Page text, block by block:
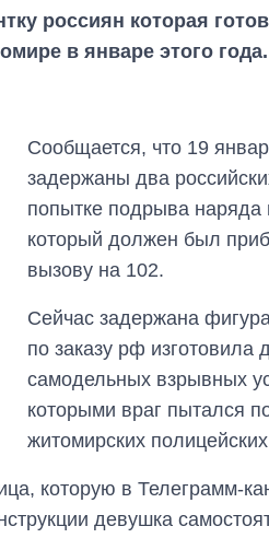
россиян которая
в январе этого года.
Сообщается, что 19
задержаны два
попытке подрыва наряда
который должен был
вызову на 102.
Сейчас задержана
по заказу рф изготовила
самодельных взрывных
которыми враг пытался
житомирских
которую в Телеграмм-
девушка